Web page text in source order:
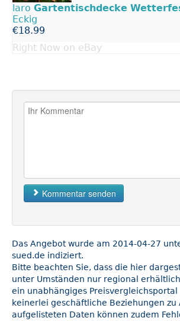
laro Gartentischdecke
Eckig
€18.99
Right Now on eBay
Kommentar senden
Das Angebot wurde am 2014-04-27
sued.de indiziert.
Bitte beachten Sie, dass die hier
unter Umständen nur regional
ein unabhängiges
keinerlei geschäftliche Beziehungen zu
aufgelisteten Daten können zudem